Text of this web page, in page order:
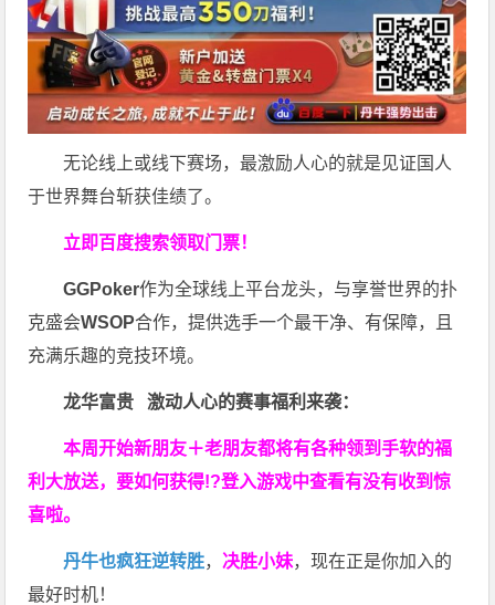
无论线上或线下赛场，最激励人心的就是见证国人
于世界舞台斩获佳绩了。
立即百度搜索领取门票！
GGPoker作为全球线上平台龙头，与享誉世界的扑
克盛会WSOP合作，提供选手一个最干净、有保障，且
充满乐趣的竞技环境。
龙华富贵 激动人心的赛事福利来袭：
本周开始新朋友＋老朋友都将有各种领到手软的福
利大放送，要如何获得!?登入游戏中查看有没有收到惊
喜啦。
丹牛也疯狂逆转胜， 决胜小妹，现在正是你加入的
最好时机！